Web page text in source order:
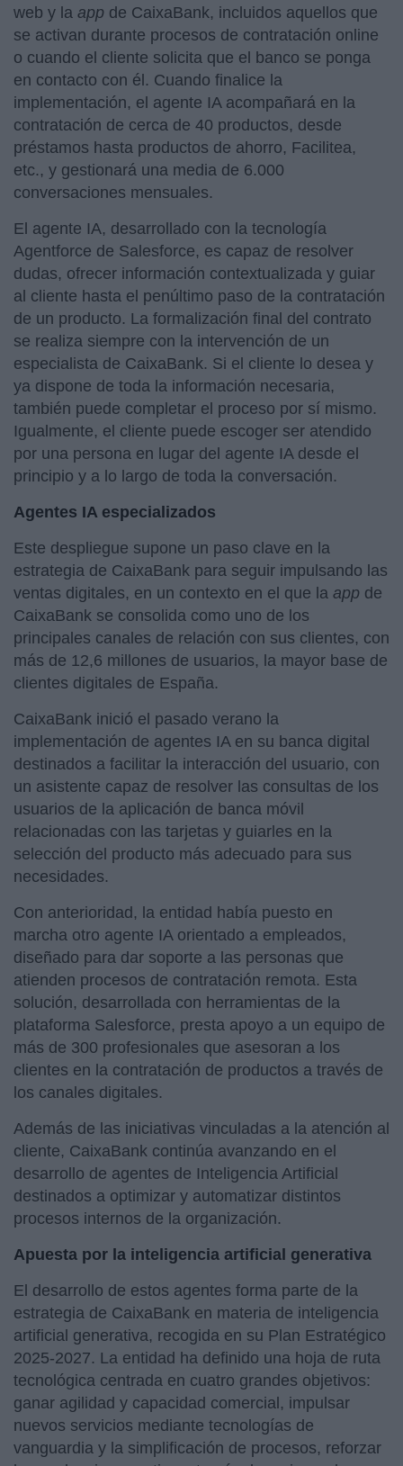
web y la app de CaixaBank, incluidos aquellos que
se activan durante procesos de contratación online
o cuando el cliente solicita que el banco se ponga
en contacto con él. Cuando finalice la
implementación, el agente IA acompañará en la
contratación de cerca de 40 productos, desde
préstamos hasta productos de ahorro, Facilitea,
etc., y gestionará una media de 6.000
conversaciones mensuales.
El agente IA, desarrollado con la tecnología
Agentforce de Salesforce, es capaz de resolver
dudas, ofrecer información contextualizada y guiar
al cliente hasta el penúltimo paso de la contratación
de un producto. La formalización final del contrato
se realiza siempre con la intervención de un
especialista de CaixaBank. Si el cliente lo desea y
ya dispone de toda la información necesaria,
también puede completar el proceso por sí mismo.
Igualmente, el cliente puede escoger ser atendido
por una persona en lugar del agente IA desde el
principio y a lo largo de toda la conversación.
Agentes IA especializados
Este despliegue supone un paso clave en la
estrategia de CaixaBank para seguir impulsando las
ventas digitales, en un contexto en el que la app de
CaixaBank se consolida como uno de los
principales canales de relación con sus clientes, con
más de 12,6 millones de usuarios, la mayor base de
clientes digitales de España.
CaixaBank inició el pasado verano la
implementación de agentes IA en su banca digital
destinados a facilitar la interacción del usuario, con
un asistente capaz de resolver las consultas de los
usuarios de la aplicación de banca móvil
relacionadas con las tarjetas y guiarles en la
selección del producto más adecuado para sus
necesidades.
Con anterioridad, la entidad había puesto en
marcha otro agente IA orientado a empleados,
diseñado para dar soporte a las personas que
atienden procesos de contratación remota. Esta
solución, desarrollada con herramientas de la
plataforma Salesforce, presta apoyo a un equipo de
más de 300 profesionales que asesoran a los
clientes en la contratación de productos a través de
los canales digitales.
Además de las iniciativas vinculadas a la atención al
cliente, CaixaBank continúa avanzando en el
desarrollo de agentes de Inteligencia Artificial
destinados a optimizar y automatizar distintos
procesos internos de la organización.
Apuesta por la inteligencia artificial generativa
El desarrollo de estos agentes forma parte de la
estrategia de CaixaBank en materia de inteligencia
artificial generativa, recogida en su Plan Estratégico
2025-2027. La entidad ha definido una hoja de ruta
tecnológica centrada en cuatro grandes objetivos:
ganar agilidad y capacidad comercial, impulsar
nuevos servicios mediante tecnologías de
vanguardia y la simplificación de procesos, reforzar